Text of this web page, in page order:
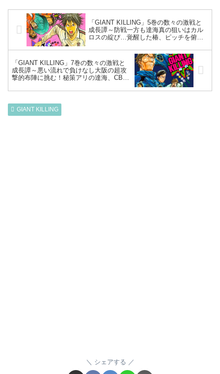
「GIANT KILLING」5巻の数々の激戦と
成長譚～防戦一方も達海真の狙いはカル
ロスの綻び…覚醒した椿、ピッチを俯瞰
成～
「GIANT KILLING」7巻の数々の激戦と
成長譚～悪い流れで負けなし大阪の超攻
撃的布陣に挑む！秘策アリの達海、CBの
まらず～
GIANT KILLING
シェアする